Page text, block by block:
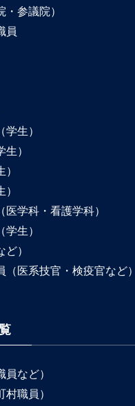
参議院）
員
生）
）
学科・看護学科）
生）
）
（医系技官・検疫官など）
など）
職員）